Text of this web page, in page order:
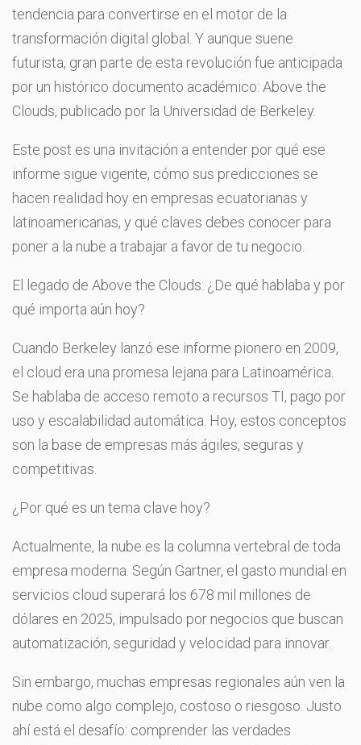
tendencia para convertirse en el motor de la
transformación digital global. Y aunque suene
futurista, gran parte de esta revolución fue anticipada
por un histórico documento académico: Above the
Clouds, publicado por la Universidad de Berkeley.
Este post es una invitación a entender por qué ese
informe sigue vigente, cómo sus predicciones se
hacen realidad hoy en empresas ecuatorianas y
latinoamericanas, y qué claves debes conocer para
poner a la nube a trabajar a favor de tu negocio.
El legado de Above the Clouds: ¿De qué hablaba y por
qué importa aún hoy?
Cuando Berkeley lanzó ese informe pionero en 2009,
el cloud era una promesa lejana para Latinoamérica.
Se hablaba de acceso remoto a recursos TI, pago por
uso y escalabilidad automática. Hoy, estos conceptos
son la base de empresas más ágiles, seguras y
competitivas.
¿Por qué es un tema clave hoy?
Actualmente, la nube es la columna vertebral de toda
empresa moderna. Según Gartner, el gasto mundial en
servicios cloud superará los 678 mil millones de
dólares en 2025, impulsado por negocios que buscan
automatización, seguridad y velocidad para innovar.
Sin embargo, muchas empresas regionales aún ven la
nube como algo complejo, costoso o riesgoso. Justo
ahí está el desafío: comprender las verdades